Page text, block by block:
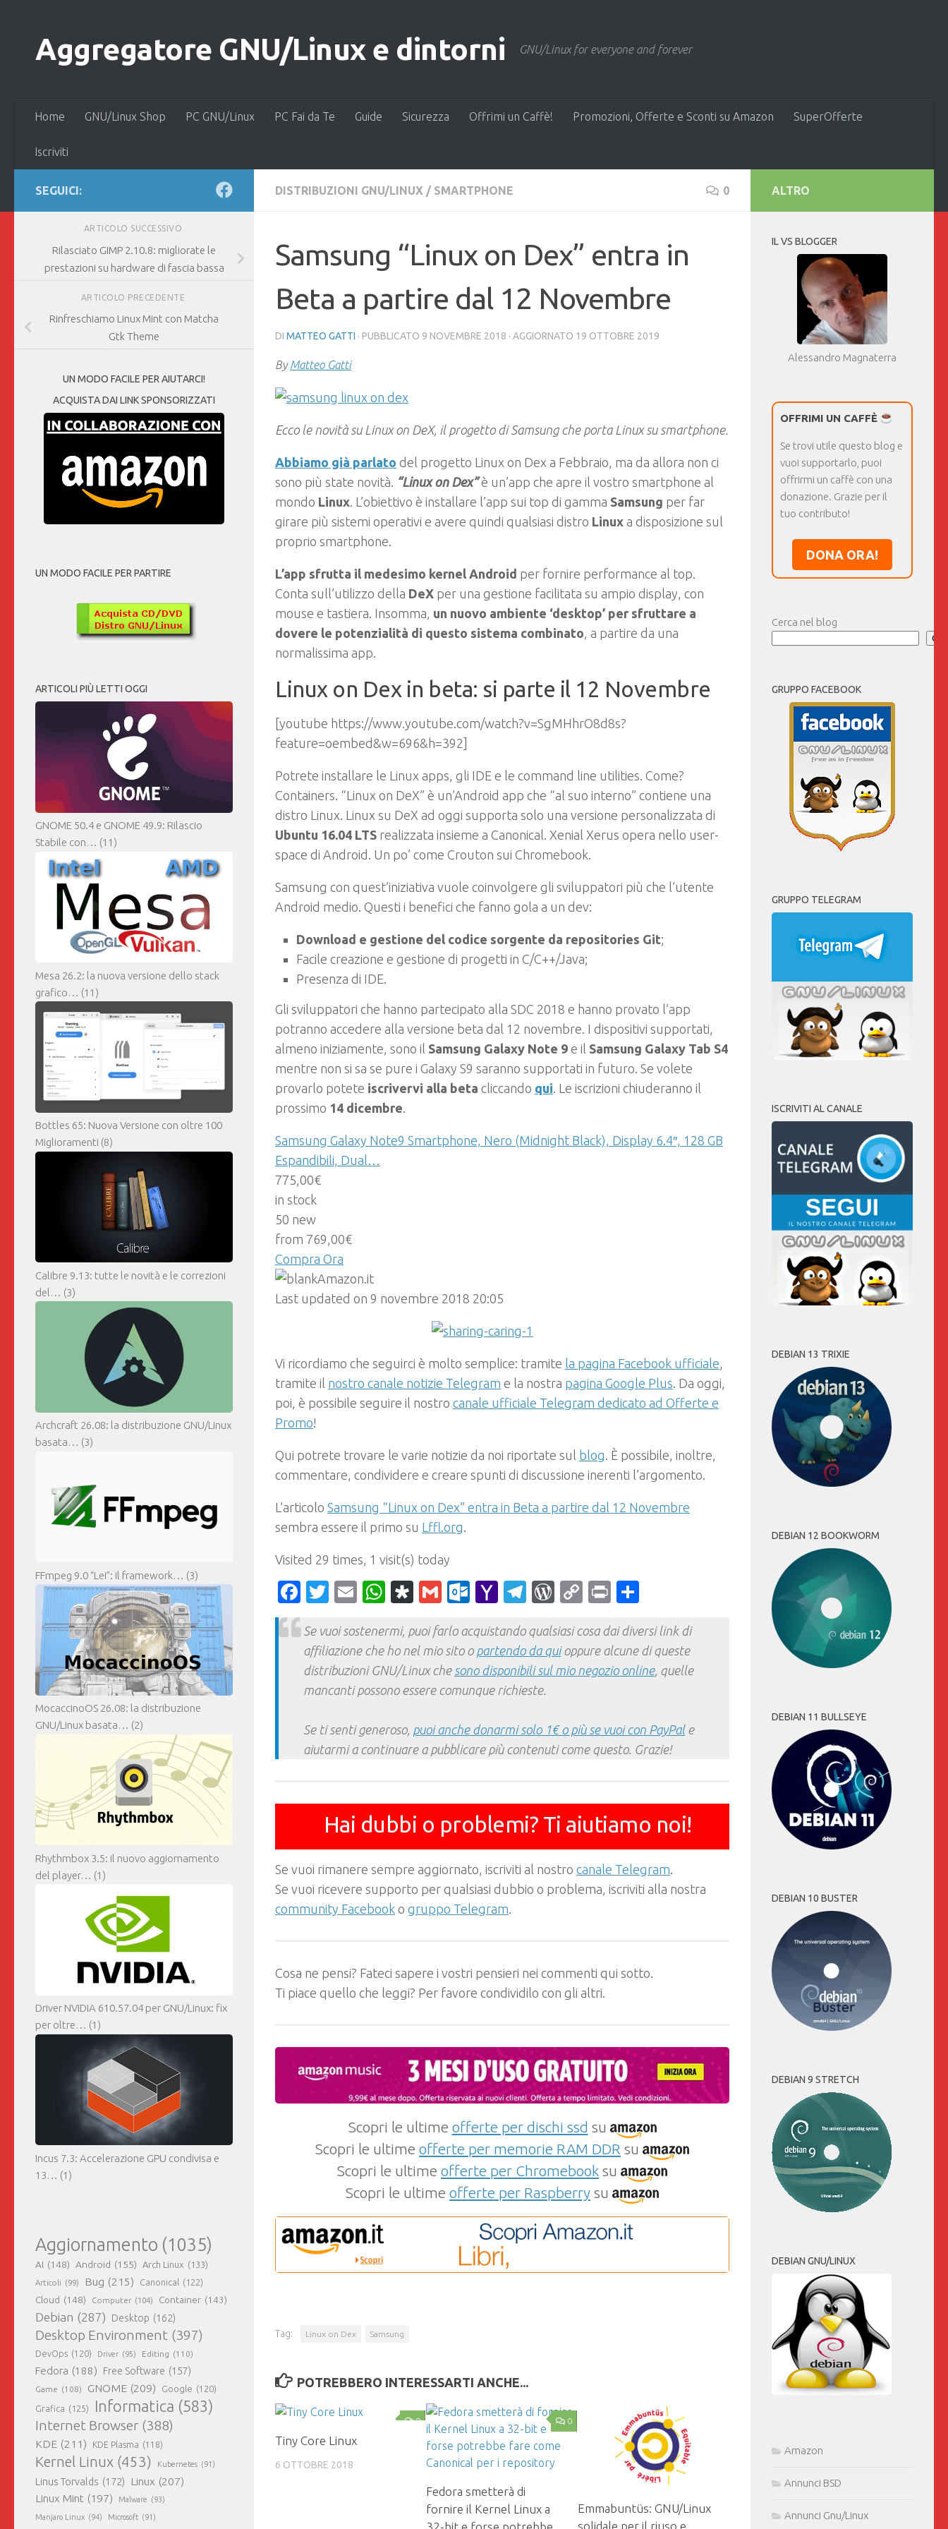
Aggregatore GNU/Linux e dintorni GNU/Linux for everyone and forever
Home GNU/Linux Shop PC GNU/Linux PC Fai da Te Guide Sicurezza Offrimi un Caffè! Promozioni, Offerte e Sconti su Amazon SuperOfferte
Iscriviti
DISTRIBUZIONI GNU/LINUX / SMARTPHONE 0
Samsung “Linux on Dex” entra in
Beta a partire dal 12 Novembre
DI MATTEO GATTI · PUBBLICATO 9 NOVEMBRE 2018 · AGGIORNATO 19 OTTOBRE 2019
ByMatteo Gatti
Ecco le novità su Linux on DeX, il progetto di Samsung che porta Linux su smartphone.
Abbiamo già parlato del progetto Linux on Dex a Febbraio, ma da allora non ci
sono più state novità. “Linux on Dex”è un’app che apre il vostro smartphone al
mondo Linux. L’obiettivo è installare l’app sui top di gamma Samsung per far
girare più sistemi operativi e avere quindi qualsiasi distro Linux a disposizione sul
proprio smartphone.
L’app sfrutta il medesimo kernel Android per fornire performance al top.
Conta sull’utilizzo della DeX per una gestione facilitata su ampio display, con
mouse e tastiera. Insomma, un nuovo ambiente ‘desktop’ per sfruttare a
dovere le potenzialità di questo sistema combinato, a partire da una
normalissima app.
Linux on Dex in beta: si parte il 12 Novembre
[youtube https://www.youtube.com/watch?v=SgMHhrO8d8s?
feature=oembed&w=696&h=392]
Potrete installare le Linux apps, gli IDE e le command line utilities. Come?
Containers. “Linux on DeX” è un’Android app che “al suo interno” contiene una
distro Linux. Linux su DeX ad oggi supporta solo una versione personalizzata di
Ubuntu 16.04 LTS realizzata insieme a Canonical. Xenial Xerus opera nello user-
space di Android. Un po’ come Crouton sui Chromebook.
Samsung con quest’iniziativa vuole coinvolgere gli sviluppatori più che l’utente
Android medio. Questi i benefici che fanno gola a un dev:
Download e gestione del codice sorgente da repositories Git;
Facile creazione e gestione di progetti in C/C++/Java;
Presenza di IDE.
Gli sviluppatori che hanno partecipato alla SDC 2018 e hanno provato l’app
potranno accedere alla versione beta dal 12 novembre. I dispositivi supportati,
almeno iniziamente, sono il Samsung Galaxy Note 9 e il Samsung Galaxy Tab S4
mentre non si sa se pure i Galaxy S9 saranno supportati in futuro. Se volete
provarlo potete iscrivervi alla beta cliccando qui. Le iscrizioni chiuderanno il
prossimo 14 dicembre.
Samsung Galaxy Note9 Smartphone, Nero (Midnight Black), Display 6.4″, 128 GB
Espandibili, Dual…
775,00€
in stock
50 new
from 769,00€
Compra Ora
Amazon.it
Last updated on 9 novembre 2018 20:05
Vi ricordiamo che seguirci è molto semplice: tramite la pagina Facebook ufficiale,
tramite il nostro canale notizie Telegram e la nostra pagina Google Plus. Da oggi,
poi, è possibile seguire il nostro canale ufficiale Telegram dedicato ad Offerte e
Promo!
Qui potrete trovare le varie notizie da noi riportate sul blog. È possibile, inoltre,
commentare, condividere e creare spunti di discussione inerenti l’argomento.
L’articolo Samsung “Linux on Dex” entra in Beta a partire dal 12 Novembre
sembra essere il primo su Lffl.org.
Visited 29 times, 1 visit(s) today
Facebook
Twitter
EmailWhatsApp
Diaspora
GmailOutlook.com
YahooTelegram
WordPress
CopyPrint
Se vuoi sostenermi, puoi farlo acquistando qualsiasi cosa dai diversi link di
affiliazione che ho nel mio sito o partendo da quioppure alcune di queste
distribuzioni GNU/Linux che sono disponibili sul mio negozio online, quelle
mancanti possono essere comunque richieste.
Se ti senti generoso, puoi anche donarmi solo 1€ o più se vuoi con PayPale
aiutarmi a continuare a pubblicare più contenuti come questo. Grazie!
Hai dubbi o problemi? Ti aiutiamo noi!
Se vuoi rimanere sempre aggiornato, iscriviti al nostro canale Telegram.
Se vuoi ricevere supporto per qualsiasi dubbio o problema, iscriviti alla nostra
community Facebook o gruppo Telegram.
Cosa ne pensi? Fateci sapere i vostri pensieri nei commenti qui sotto.
Ti piace quello che leggi? Per favore condividilo con gli altri.
Scopri le ultime offerte per dischi ssd su
Scopri le ultime offerte per memorie RAM DDR su
Scopri le ultime offerte per Chromebook su
Scopri le ultime offerte per Raspberry su
Tag: Linux on Dex Samsung
POTREBBERO INTERESSARTI ANCHE...
0
Tiny Core Linux
6 OTTOBRE 2018
0
Fedora smetterà di
fornire il Kernel Linux a
32-bit e forse potrebbe
Emmabuntüs: GNU/Linux
solidale per il riuso e
SEGUICI:
ARTICOLO SUCCESSIVO
Rilasciato GIMP 2.10.8: migliorate le
prestazioni su hardware di fascia bassa
ARTICOLO PRECEDENTE
Rinfreschiamo Linux Mint con Matcha
Gtk Theme
UN MODO FACILE PER AIUTARCI!
ACQUISTA DAI LINK SPONSORIZZATI
UN MODO FACILE PER PARTIRE
ARTICOLI PIÙ LETTI OGGI
GNOME 50.4 e GNOME 49.9: Rilascio
Stabile con… (11)
Mesa 26.2: la nuova versione dello stack
grafico… (11)
Bottles 65: Nuova Versione con oltre 100
Miglioramenti (8)
Calibre 9.13: tutte le novità e le correzioni
del… (3)
Archcraft 26.08: la distribuzione GNU/Linux
basata… (3)
FFmpeg 9.0 “Lei”: il framework… (3)
MocaccinoOS 26.08: la distribuzione
GNU/Linux basata… (2)
Rhythmbox 3.5: il nuovo aggiornamento
del player… (1)
Driver NVIDIA 610.57.04 per GNU/Linux: fix
per oltre… (1)
Incus 7.3: Accelerazione GPU condivisa e
13… (1)
Aggiornamento (1035)
AI (148) Android (155) Arch Linux (133)
Articoli (99) Bug (215) Canonical (122)
Cloud (148) Computer (104) Container (143)
Debian (287) Desktop (162)
Desktop Environment (397)
DevOps (120) Driver (95) Editing (110)
Fedora (188) Free Software (157)
Game (108) GNOME (209) Google (120)
Grafica (125) Informatica (583)
Internet Browser (388)
KDE (211) KDE Plasma (118)
Kernel Linux (453) Kubernetes (91)
Linus Torvalds (172) Linux (207)
Linux Mint (197) Malware (93)
Manjaro Linux (94) Microsoft (91)
ALTRO
IL VS BLOGGER
Alessandro Magnaterra
OFFRIMI UN CAFFÈ
Se trovi utile questo blog e
vuoi supportarlo, puoi
offrirmi un caffè con una
donazione. Grazie per il
tuo contributo!
DONA ORA!
Cerca nel blog
GRUPPO FACEBOOK
GRUPPO TELEGRAM
ISCRIVITI AL CANALE
DEBIAN 13 TRIXIE
DEBIAN 12 BOOKWORM
DEBIAN 11 BULLSEYE
DEBIAN 10 BUSTER
DEBIAN 9 STRETCH
DEBIAN GNU/LINUX
Amazon
Annunci BSD
Annunci Gnu/Linux